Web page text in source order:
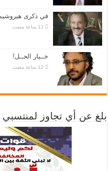
في ذكرى
خــيار الحــل!
بلغ عن أي تجاوز لمنتسبي